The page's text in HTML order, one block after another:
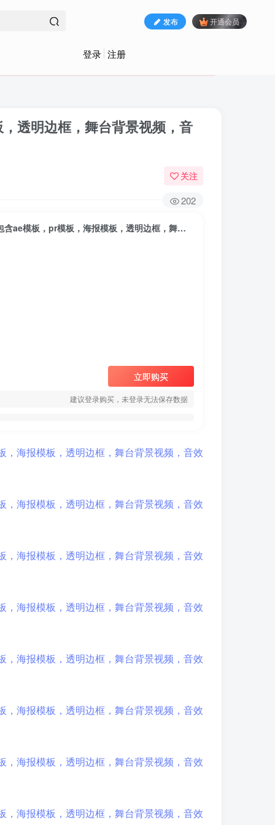
发布 开通会员
登录 注册
透明边框，舞台背景视频，音
关注
202
2024龙年新年模板素材合集来了！200多G素材，包含ae模板，pr模板，海报模板，透明边框，舞台背景视频，音效等等。再也不用到处找素材了！独家整理
立即购买
建议登录购买，未登录无法保存数据